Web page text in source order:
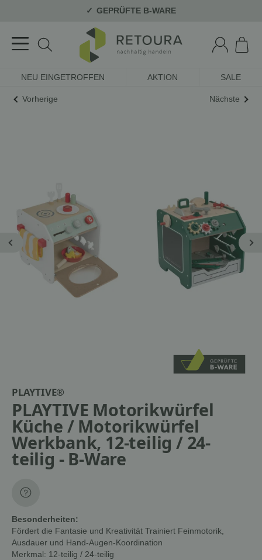
GEPRÜFTE B-WARE
NEU EINGETROFFEN AKTION SALE
Vorherige Nächste
PLAYTIVE®
PLAYTIVE Motorikwürfel
Küche / Motorikwürfel
Werkbank, 12-teilig / 24-
teilig - B-Ware
Besonderheiten:
Fördert die Fantasie und Kreativität Trainiert Feinmotorik,
Ausdauer und Hand-Augen-Koordination
Merkmal: 12-teilig / 24-teilig